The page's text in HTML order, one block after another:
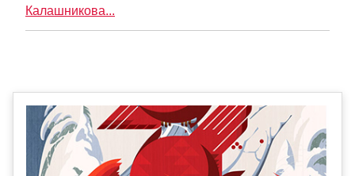
Калашникова...